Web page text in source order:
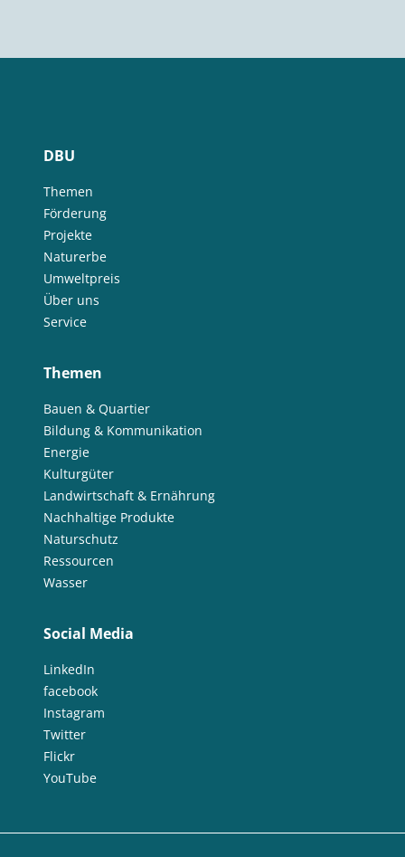
DBU
Themen
Förderung
Projekte
Naturerbe
Umweltpreis
Über uns
Service
Themen
Bauen & Quartier
Bildung & Kommunikation
Energie
Kulturgüter
Landwirtschaft & Ernährung
Nachhaltige Produkte
Naturschutz
Ressourcen
Wasser
Social Media
LinkedIn
facebook
Instagram
Twitter
Flickr
YouTube